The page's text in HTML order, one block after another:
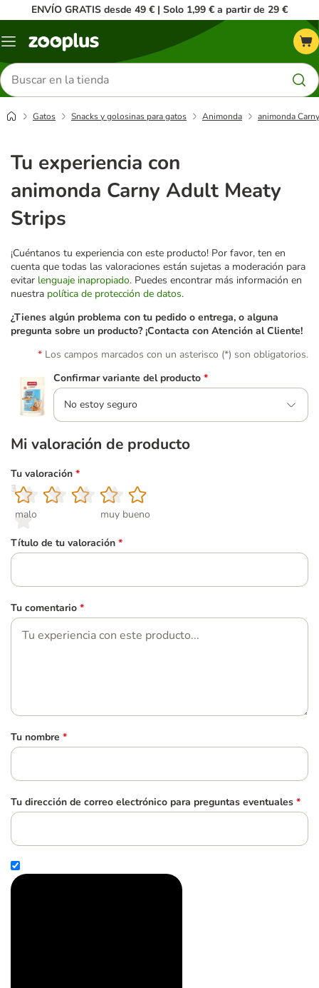
ENVÍO GRATIS desde 49 € | Solo 1,99 € a partir de 29 €
Menú
Buscar
productos
Gatos Snacks y golosinas para gatos Animonda animonda
Tu experiencia con
animonda Carny Adult Meaty
Strips
¡Cuéntanos tu experiencia con este producto! Por favor, ten en
cuenta que todas las valoraciones están sujetas a moderación para
evitar lenguaje inapropiado. Puedes encontrar más información en
nuestra política de protección de datos.
¿Tienes algún problema con tu pedido o entrega, o alguna
pregunta sobre un producto? ¡Contacta con Atención al Cliente!
Los campos marcados con un asterisco (*) son obligatorios.
Confirmar variante del producto *
No estoy seguro
Mi valoración de producto
Tu valoración *
1
malo
2
3
4
5
muy bueno
Título de tu valoración *
Tu comentario *
Tu nombre *
Tu dirección de correo electrónico para preguntas eventuales *